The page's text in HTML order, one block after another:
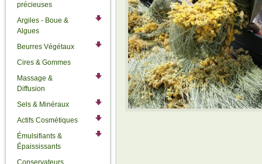
précieuses
Argiles - Boue &
Algues
Beurres Végétaux
Cires & Gommes
Massage &
Diffusion
Sels & Minéraux
Actifs Cosmétiques
Émulsifiants &
Épaississants
Conservateurs